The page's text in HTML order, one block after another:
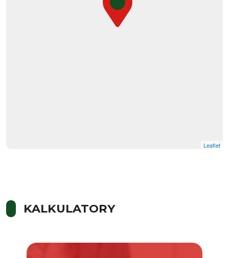
Leaflet
KALKULATORY